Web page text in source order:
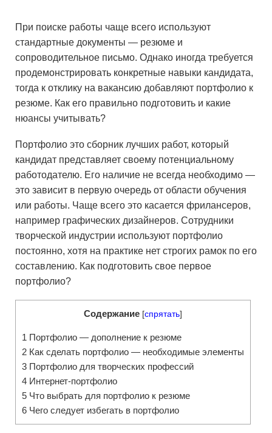
При поиске работы чаще всего используют
стандартные документы — резюме и
сопроводительное письмо. Однако иногда требуется
продемонстрировать конкретные навыки кандидата,
тогда к отклику на вакансию добавляют портфолио к
резюме. Как его правильно подготовить и какие
нюансы учитывать?
Портфолио это сборник лучших работ, который
кандидат представляет своему потенциальному
работодателю. Его наличие не всегда необходимо —
это зависит в первую очередь от области обучения
или работы. Чаще всего это касается фрилансеров,
например графических дизайнеров. Сотрудники
творческой индустрии используют портфолио
постоянно, хотя на практике нет строгих рамок по его
составлению. Как подготовить свое первое
портфолио?
Содержание [спрятать]
1 Портфолио — дополнение к резюме
2 Как сделать портфолио — необходимые элементы
3 Портфолио для творческих профессий
4 Интернет-портфолио
5 Что выбрать для портфолио к резюме
6 Чего следует избегать в портфолио